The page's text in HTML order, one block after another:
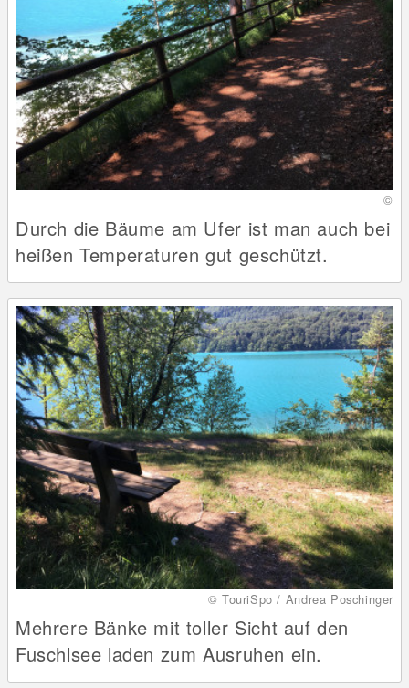
©
Durch die Bäume am Ufer ist man auch bei
heißen Temperaturen gut geschützt.
© TouriSpo / Andrea Poschinger
Mehrere Bänke mit toller Sicht auf den
Fuschlsee laden zum Ausruhen ein.